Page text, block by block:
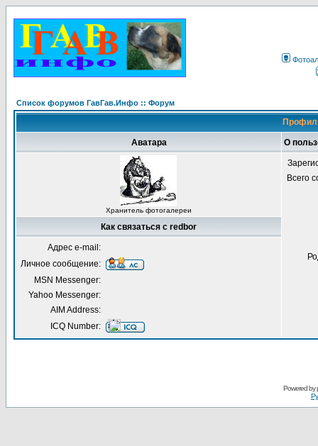
Список форумов ГавГав.Инфо :: Форум
Аватара О
Хранитель фотогалереи
Всего
Как связаться с redbor
Адрес e-mail:
Личное сообщение:
MSN Messenger:
Yahoo Messenger:
AIM Address:
ICQ Number:
Powered by